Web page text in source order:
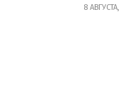
8 АВГУСТА,